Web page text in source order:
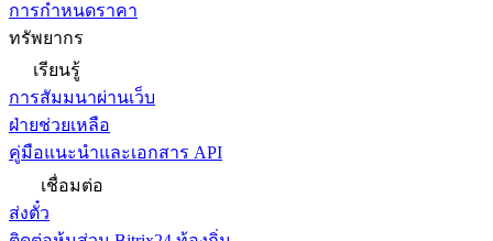
การกำหนดราคา
ทรัพยากร
เรียนรู้
การสัมมนาผ่านเว็บ
ฝ่ายช่วยเหลือ
คู่มือแนะนำและเอกสาร API
เชื่อมต่อ
ส่งตั๋ว